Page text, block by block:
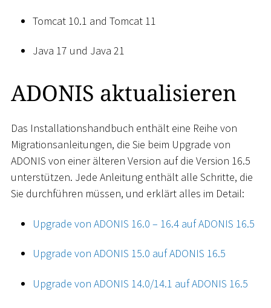
Tomcat 10.1 and Tomcat 11
Java 17 und Java 21
ADONIS aktualisieren
Das Installationshandbuch enthält eine Reihe von
Migrationsanleitungen, die Sie beim Upgrade von
ADONIS von einer älteren Version auf die Version 16.5
unterstützen. Jede Anleitung enthält alle Schritte, die
Sie durchführen müssen, und erklärt alles im Detail:
Upgrade von ADONIS 16.0 – 16.4 auf ADONIS 16.5
Upgrade von ADONIS 15.0 auf ADONIS 16.5
Upgrade von ADONIS 14.0/14.1 auf ADONIS 16.5